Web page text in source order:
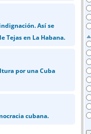
Así se
Tejas en La Habana.
por una Cuba
cubana.